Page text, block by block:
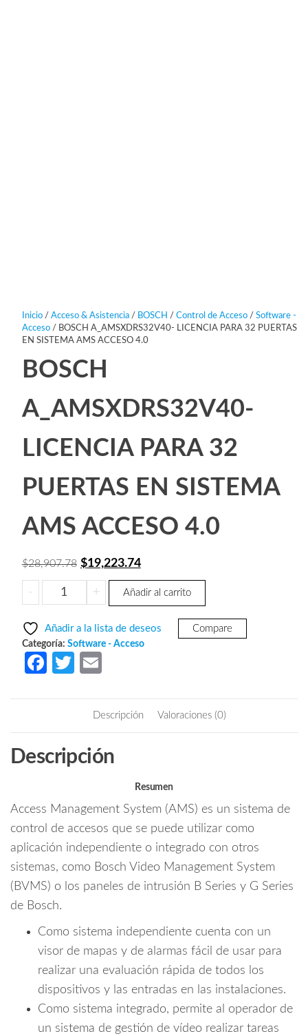
Inicio/ Acceso & Asistencia/ BOSCH / Control de Acceso/ Software -
Acceso/ BOSCH A_AMSXDRS32V40- LICENCIA PARA 32 PUERTAS
EN SISTEMA AMS ACCESO 4.0
BOSCH
A_AMSXDRS32V40-
LICENCIA PARA 32
PUERTAS EN SISTEMA
AMS ACCESO 4.0
$28,907.78 El
precio
original
$28,907.78.
$19,223.74El
precio
$19,223.74.
-
BOSCH
A_AMSXDRS32V40-
PARA
32
PUERTAS
4.0
cantidad
+ Añadir al carrito
Añadir a la lista de deseos Compare
Categoría: Software - Acceso
Fa
o
T
itt
ail
Descripción Valoraciones (0)
Descripción
Resumen
Access Management System (AMS) es un sistema de
control de accesos que se puede utilizar como
aplicación independiente o integrado con otros
sistemas, como Bosch Video Management System
(BVMS) o los paneles de intrusión B Series y G Series
de Bosch.
Como sistema independiente cuenta con un
visor de mapas y de alarmas fácil de usar para
realizar una evaluación rápida de todos los
dispositivos y las entradas en las instalaciones.
Como sistema integrado, permite al operador de
un sistema de gestión de vídeo realizar tareas